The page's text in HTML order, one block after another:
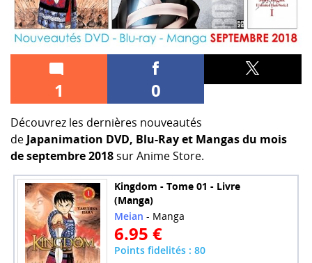
1 0
Découvrez les dernières nouveautés
de Japanimation DVD, Blu-Ray et Mangas du mois
de septembre 2018sur Anime Store.
Kingdom - Tome 01 - Livre
(Manga)
Meian - Manga
6.95 €
Points fidelités : 80